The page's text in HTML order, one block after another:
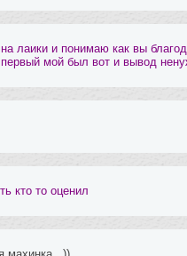
лаики и понимаю как вы
первый мой был вот и вывод
кто то оценил